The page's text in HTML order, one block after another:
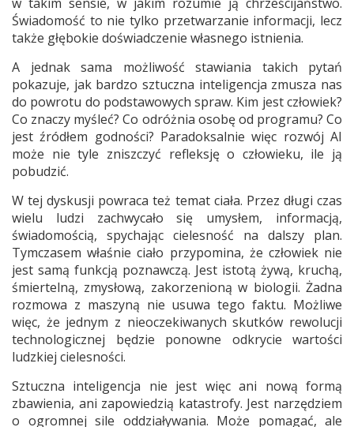
Świadomość to nie tylko przetwarzanie informacji, lecz
także głębokie doświadczenie własnego istnienia.
A jednak sama możliwość stawiania takich pytań
pokazuje, jak bardzo sztuczna inteligencja zmusza nas
do powrotu do podstawowych spraw. Kim jest człowiek?
Co znaczy myśleć? Co odróżnia osobę od programu? Co
jest źródłem godności? Paradoksalnie więc rozwój AI
może nie tyle zniszczyć refleksję o człowieku, ile ją
pobudzić.
W tej dyskusji powraca też temat ciała. Przez długi czas
wielu ludzi zachwycało się umysłem, informacją,
świadomością, spychając cielesność na dalszy plan.
Tymczasem właśnie ciało przypomina, że człowiek nie
jest samą funkcją poznawczą. Jest istotą żywą, kruchą,
śmiertelną, zmysłową, zakorzenioną w biologii. Żadna
rozmowa z maszyną nie usuwa tego faktu. Możliwe
więc, że jednym z nieoczekiwanych skutków rewolucji
technologicznej będzie ponowne odkrycie wartości
ludzkiej cielesności.
Sztuczna inteligencja nie jest więc ani nową formą
zbawienia, ani zapowiedzią katastrofy. Jest narzędziem
o ogromnej sile oddziaływania. Może pomagać, ale